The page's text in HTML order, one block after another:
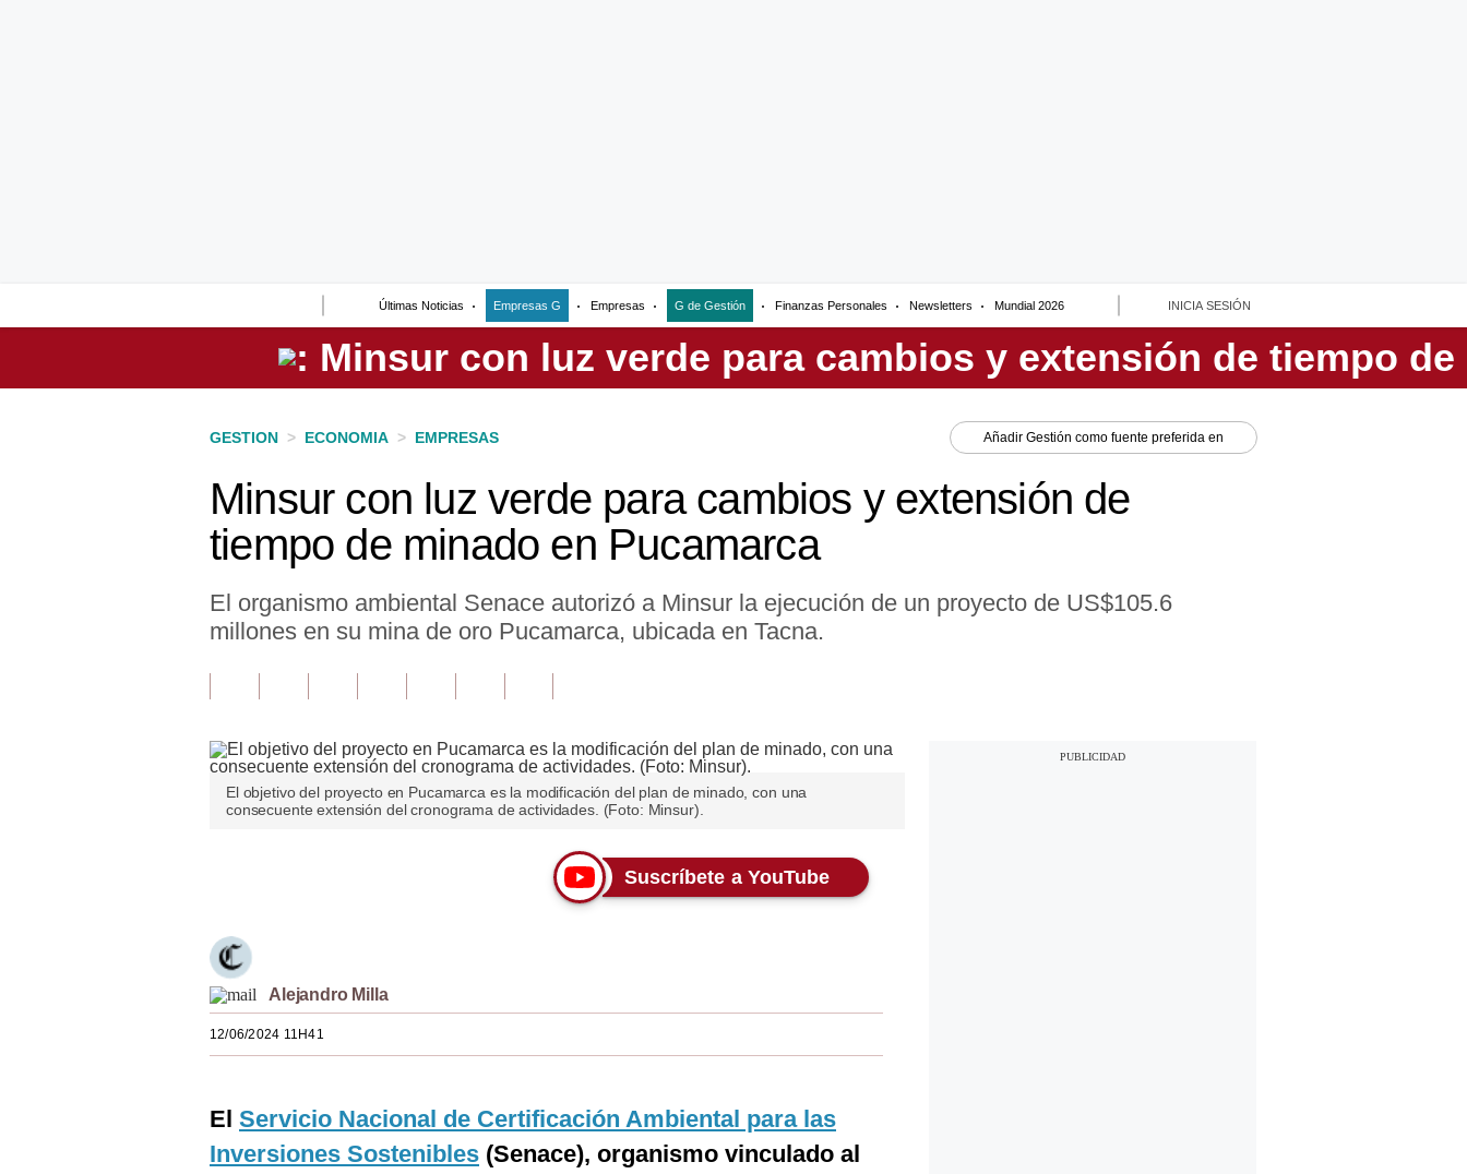
Últimas Noticias Empresas G Empresas G de Gestión Finanzas Personales Newsletters Mundial 2026 INICIA SESIÓN
Perú
GESTION > ECONOMIA > EMPRESAS Añadir Gestión como fuente preferida en
Minsur con luz verde para cambios y extensión de
tiempo de minado en Pucamarca
El organismo ambiental Senace autorizó a Minsur la ejecución de un proyecto de US$105.6
millones en su mina de oro Pucamarca, ubicada en Tacna.
El objetivo del proyecto en Pucamarca es la modificación del plan de minado, con una
consecuente extensión del cronograma de actividades. (Foto: Minsur).
Suscríbete a YouTube
Alejandro Milla
12/06/2024 11H41
El Servicio Nacional de Certificación Ambiental para las
Inversiones Sostenibles (Senace), organismo vinculado al